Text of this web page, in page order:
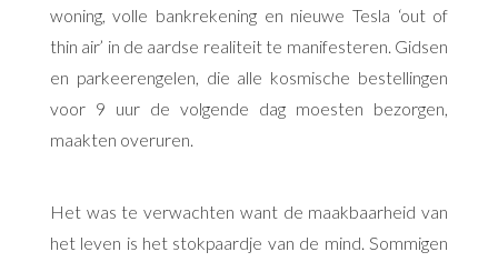
woning, volle bankrekening en nieuwe Tesla ‘out of
thin air’ in de aardse realiteit te manifesteren. Gidsen
en parkeerengelen, die alle kosmische bestellingen
voor 9 uur de volgende dag moesten bezorgen,
maakten overuren.
Het was te verwachten want de maakbaarheid van
het leven is het stokpaardje van de mind. Sommigen